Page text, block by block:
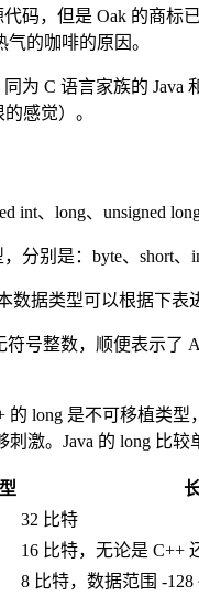
码，但是 Oak 的商
的咖啡的原因。
为 C 语言家族的 Java
感觉）。
、long、unsigned
分别是：byte、short、
数据类型可以根据下表
符号整数，顺便表示了
的 long 是不可移植类
激。Java 的 long 比
32 比特
16 比特，无论是 C++
8 比特，数据范围 -128